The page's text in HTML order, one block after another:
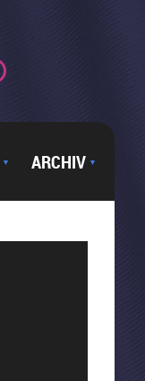
▼ ARCHIV ▼